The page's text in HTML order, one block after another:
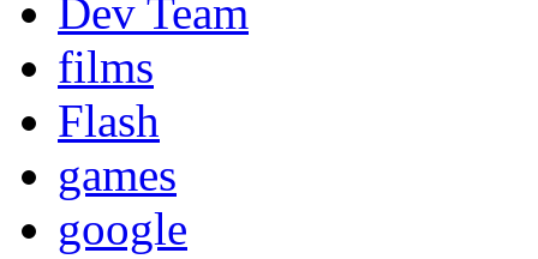
Dev Team
films
Flash
games
google